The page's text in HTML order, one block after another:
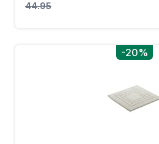
44.95
-20%